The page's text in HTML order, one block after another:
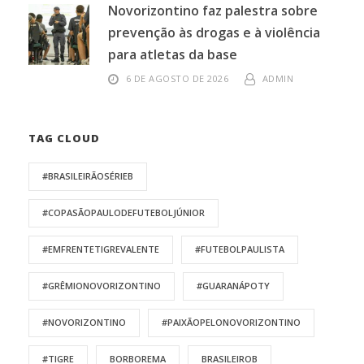
Novorizontino faz palestra sobre
prevenção às drogas e à violência
para atletas da base
6 DE AGOSTO DE 2026 ADMIN
TAG CLOUD
#BRASILEIRÃOSÉRIEB
#COPASÃOPAULODEFUTEBOLJÚNIOR
#EMFRENTETIGREVALENTE #FUTEBOLPAULISTA
#GRÊMIONOVORIZONTINO #GUARANÁPOTY
#NOVORIZONTINO #PAIXÃOPELONOVORIZONTINO
#TIGRE BORBOREMA BRASILEIROB